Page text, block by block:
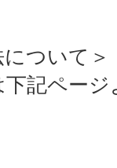
ついて＞
記ペー